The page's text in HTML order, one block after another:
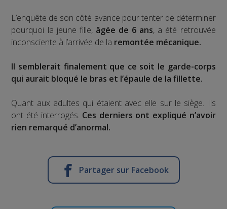
L’enquête de son côté avance pour tenter de déterminer
pourquoi la jeune fille, âgée de 6 ans, a été retrouvée
inconsciente à l’arrivée de la remontée mécanique.
Il semblerait finalement que ce soit le garde-corps
qui aurait bloqué le bras et l’épaule de la fillette.
Quant aux adultes qui étaient avec elle sur le siège. Ils
ont été interrogés. Ces derniers ont expliqué n’avoir
rien remarqué d’anormal.
Partager sur Facebook